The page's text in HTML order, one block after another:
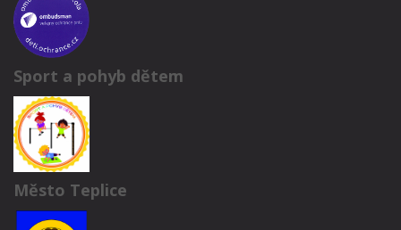
Sport a pohyb dětem
Město Teplice